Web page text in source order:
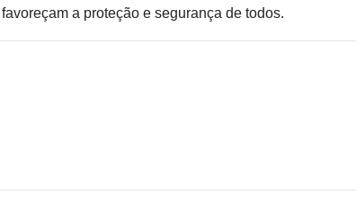
a proteção e segurança de todos.